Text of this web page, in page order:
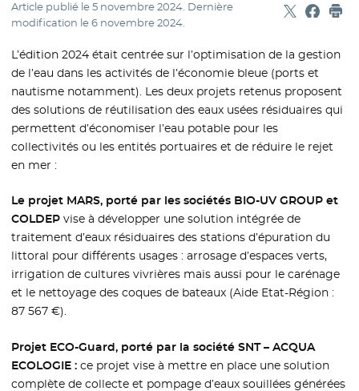
Article publié le5 novembre 2024. Dernière
modification le6 novembre 2024. Partager
- Nouvelle
-
L’édition 2024 était centrée sur l’optimisation de la gestion
de l’eau dans les activités de l’économie bleue (ports et
nautisme notamment). Les deux projets retenus proposent
des solutions de réutilisation des eaux usées résiduaires qui
permettent d’économiser l’eau potable pour les
collectivités ou les entités portuaires et de réduire le rejet
en mer :
Le projet MARS, porté par les sociétés BIO-UV GROUP et
COLDEPvise à développer une solution intégrée de
traitement d’eaux résiduaires des stations d’épuration du
littoral pour différents usages : arrosage d’espaces verts,
irrigation de cultures vivrières mais aussi pour le carénage
et le nettoyage des coques de bateaux (Aide Etat-Région :
87 567 €).
Projet ECO-Guard, porté par la société SNT – ACQUA
ECOLOGIE :ce projet vise à mettre en place une solution
complète de collecte et pompage d’eaux souillées générées